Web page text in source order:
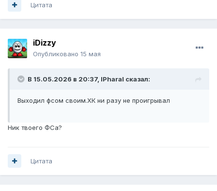
Цитата
iDizzy
Опубликовано 15 мая
В 15.05.2026 в 20:37, lPharal сказал:
Выходил фсом своим.ХК ни разу не проигрывал
Ник твоего ФСа?
Цитата